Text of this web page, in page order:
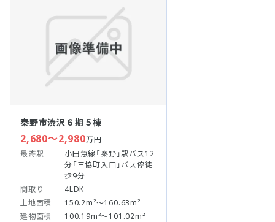
秦野市渋沢６期５棟
2,680～2,980万円
最寄駅
小田急線「秦野」駅バス12
分「三協町入口」バス停徒
歩9分
間取り
4LDK
土地面積
150.2m²～160.63m²
建物面積
100.19m²～101.02m²